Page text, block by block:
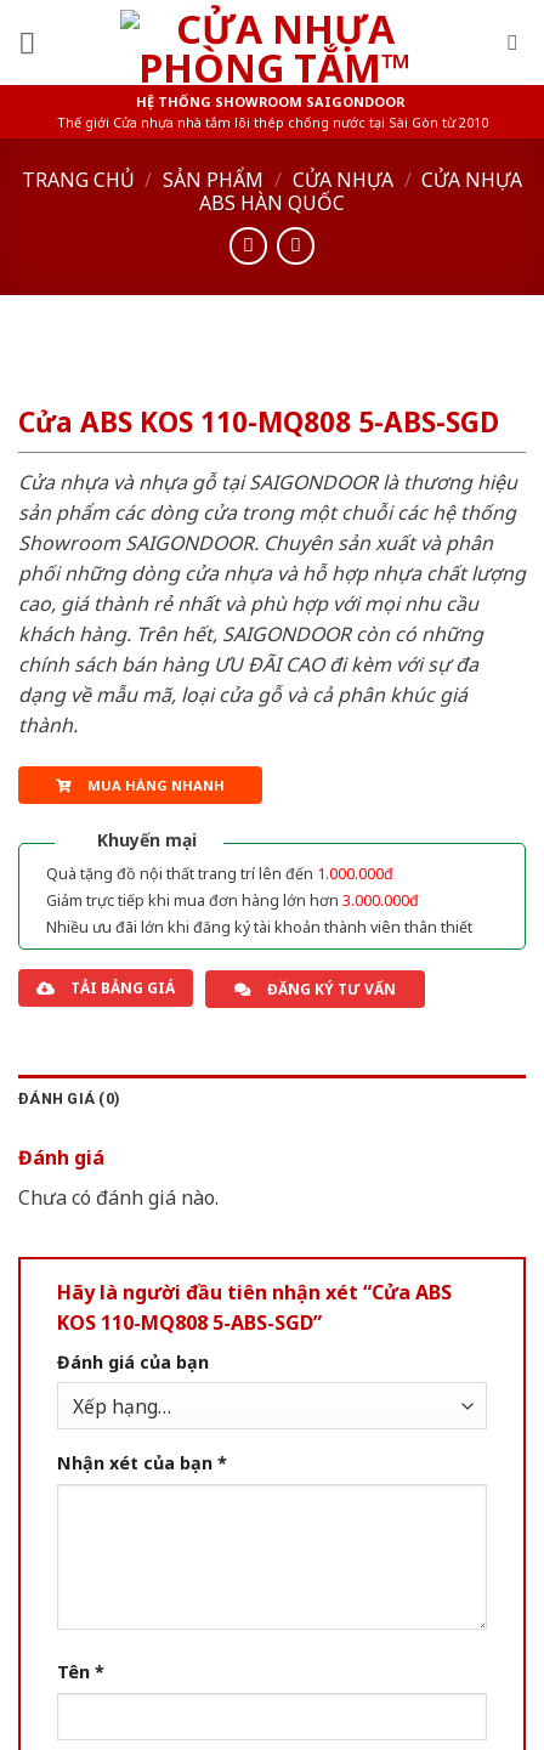
HỆ THỐNG SHOWROOM SAIGONDOOR
Thế giới Cửa nhựa nhà tắm lõi thép chống nước tại Sài Gòn từ 2010
TRANG CHỦ / SẢN PHẨM / CỬA NHỰA / CỬA NHỰA
ABS HÀN QUỐC
Cửa ABS KOS 110-MQ808 5-ABS-SGD
Cửa nhựa và nhựa gỗ tại SAIGONDOOR là thương hiệu
sản phẩm các dòng cửa trong một chuỗi các hệ thống
Showroom SAIGONDOOR. Chuyên sản xuất và phân
phối những dòng cửa nhựa và hỗ hợp nhựa chất lượng
cao, giá thành rẻ nhất và phù hợp với mọi nhu cầu
khách hàng. Trên hết, SAIGONDOOR còn có những
chính sách bán hàng ƯU ĐÃI CAO đi kèm với sự đa
dạng về mẫu mã, loại cửa gỗ và cả phân khúc giá
thành.
MUA HÀNG NHANH
Khuyến mại
Quà tặng đồ nội thất trang trí lên đến 1.000.000đ
Giảm trực tiếp khi mua đơn hàng lớn hơn 3.000.000đ
Nhiều ưu đãi lớn khi đăng ký tài khoản thành viên thân thiết
TẢI BẢNG GIÁ ĐĂNG KÝ TƯ VẤN
ĐÁNH GIÁ (0)
Đánh giá
Chưa có đánh giá nào.
Hãy là người đầu tiên nhận xét “Cửa ABS
KOS 110-MQ808 5-ABS-SGD”
Đánh giá của bạn
Nhận xét của bạn *
Tên *